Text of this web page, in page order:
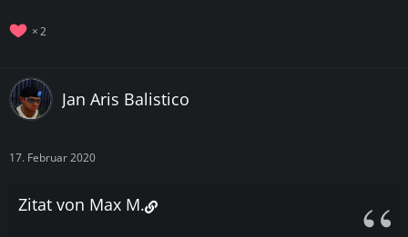
2
Jan Aris Balistico
17. Februar 2020
Zitat von Max M.